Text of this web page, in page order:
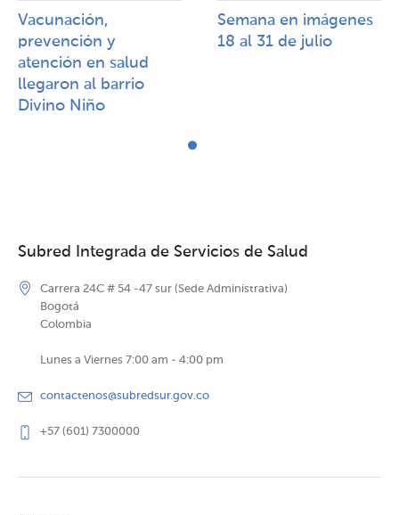
Vacunación,
prevención y
atención en salud
llegaron al barrio
Divino Niño
Semana en imágenes
18 al 31 de julio
Subred Integrada de Servicios de Salud
Carrera 24C # 54 -47 sur (Sede Administrativa)
Bogotá
Colombia
Lunes a Viernes 7:00 am - 4:00 pm
contactenos@subredsur.gov.co
+57 (601) 7300000